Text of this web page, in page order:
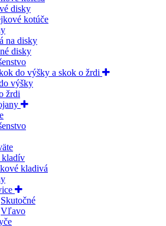
disky
kotúče
na disky
disky
do výšky a skok o žrdi
výšky
žrdi
kladív
kladivá
Skutočné
Vľavo